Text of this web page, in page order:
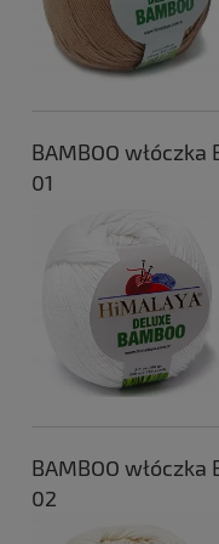
BAMBOO włóczka
01
BAMBOO włóczka
02